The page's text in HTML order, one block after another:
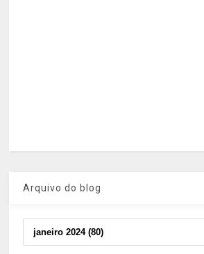
Arquivo do blog